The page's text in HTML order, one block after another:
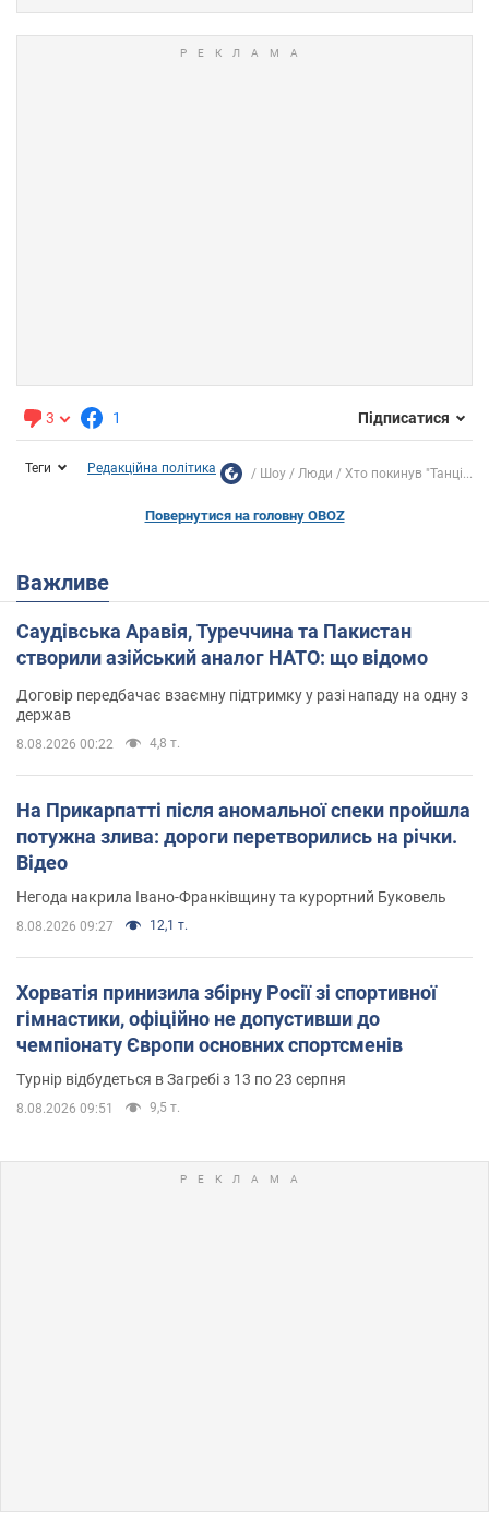
3 1 Підписатися
Теги Редакційна політика Шоу Люди Хто покинув "Танці...
Повернутися на головну OBOZ
Важливе
Саудівська Аравія, Туреччина та Пакистан
створили азійський аналог НАТО: що відомо
Договір передбачає взаємну підтримку у разі нападу на одну з
держав
8.08.2026 00:22 4,8 т.
На Прикарпатті після аномальної спеки пройшла
потужна злива: дороги перетворились на річки.
Відео
Негода накрила Івано-Франківщину та курортний Буковель
8.08.2026 09:27 12,1 т.
Хорватія принизила збірну Росії зі спортивної
гімнастики, офіційно не допустивши до
чемпіонату Європи основних спортсменів
Турнір відбудеться в Загребі з 13 по 23 серпня
8.08.2026 09:51 9,5 т.